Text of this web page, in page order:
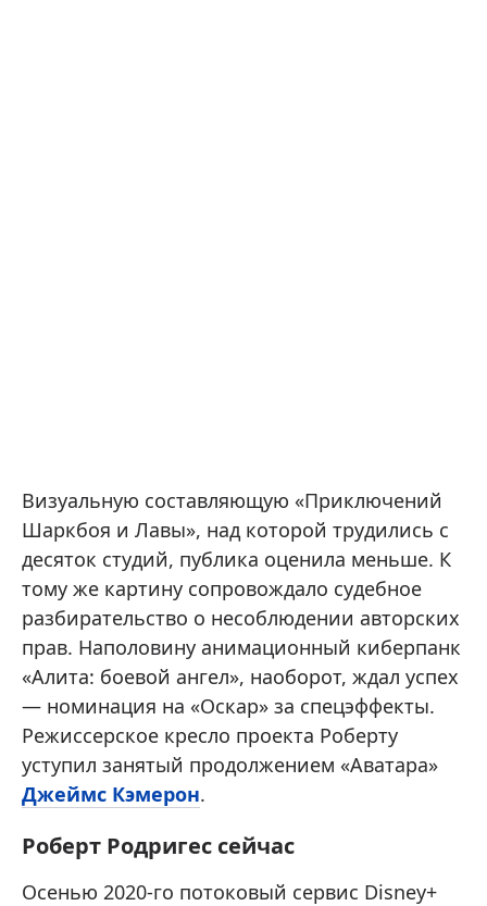
Визуальную составляющую «Приключений
Шаркбоя и Лавы», над которой трудились с
десяток студий, публика оценила меньше. К
тому же картину сопровождало судебное
разбирательство о несоблюдении авторских
прав. Наполовину анимационный киберпанк
«Алита: боевой ангел», наоборот, ждал успех
— номинация на «Оскар» за спецэффекты.
Режиссерское кресло проекта Роберту
уступил занятый продолжением «Аватара»
Джеймс Кэмерон.
Роберт Родригес сейчас
Осенью 2020-го потоковый сервис Disney+